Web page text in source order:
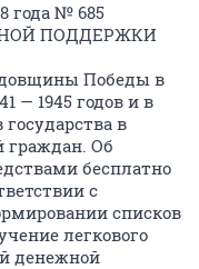
года № 685
ПОДДЕРЖКИ
Победы в
— 1945 годов и в
в
граждан. Об
бесплатно
с
списков
легкового
денежной